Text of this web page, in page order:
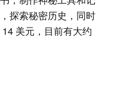
探索秘密历史，同时
美元，目前有大约